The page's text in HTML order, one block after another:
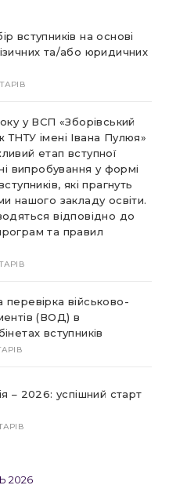
вступників на основі
та/або юридичних
у ВСП «Зборівський
імені Івана Пулюя»
етап вступної
випробування у формі
які прагнуть
нашого закладу освіти.
відповідно до
та правил
військово-
(ВОД) в
вступників
– 2026: успішний старт
2026